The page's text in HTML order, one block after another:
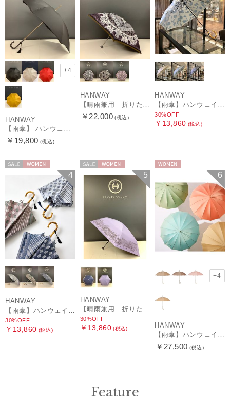
+4
HANWAY
【雨傘】 ハンウェイ （HANWAY） Couturier クチュリエ 長傘 日本製
￥19,800 (税込)
HANWAY
【晴雨兼用 折りたたみ日傘】ハンウェイ（ＨＡＮＷＡＹ）Vestido de frida（べスティード・デ・フリーダ）
￥22,000 (税込)
HANWAY
【雨傘】ハンウェイ (HANWAY) Lily CJ（リリー・シー・ジェー） 日本製 親骨：51～55cm
30%OFF
￥13,860 (税込)
4
HANWAY
30%OFF
￥13,860 (税込)
5
HANWAY
30%OFF
￥13,860 (税込)
6
+4
HANWAY
￥27,500 (税込)
Feature